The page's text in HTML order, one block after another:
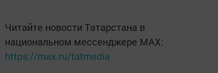
Читайте новости Татарстана в
национальном мессенджере MАХ:
https://max.ru/tatmedia